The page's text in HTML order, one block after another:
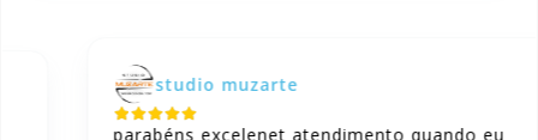
studio muzarte
parabéns excelenet atendimento quando eu